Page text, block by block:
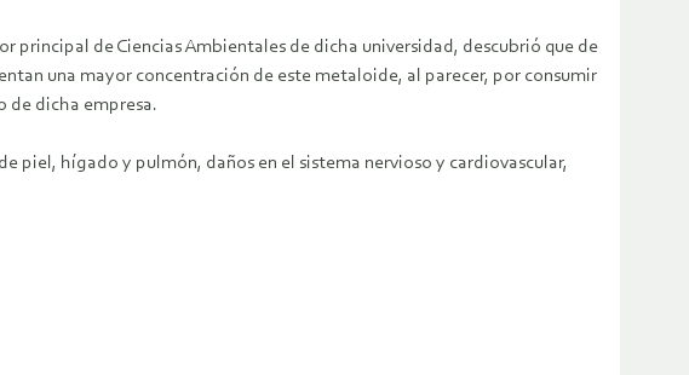
de Ciencias Ambientales de dicha universidad, descubrió que de
una mayor concentración de este metaloide, al parecer, por consumir
de dicha empresa.
piel, hígado y pulmón, daños en el sistema nervioso y cardiovascular,